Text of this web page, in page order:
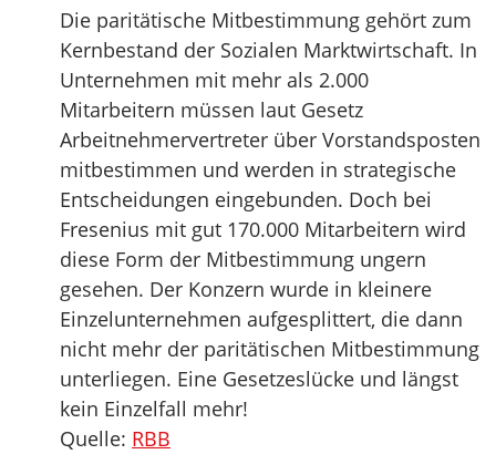
Die paritätische Mitbestimmung gehört zum
Kernbestand der Sozialen Marktwirtschaft. In
Unternehmen mit mehr als 2.000
Mitarbeitern müssen laut Gesetz
Arbeitnehmervertreter über Vorstandsposten
mitbestimmen und werden in strategische
Entscheidungen eingebunden. Doch bei
Fresenius mit gut 170.000 Mitarbeitern wird
diese Form der Mitbestimmung ungern
gesehen. Der Konzern wurde in kleinere
Einzelunternehmen aufgesplittert, die dann
nicht mehr der paritätischen Mitbestimmung
unterliegen. Eine Gesetzeslücke und längst
kein Einzelfall mehr!
Quelle: RBB